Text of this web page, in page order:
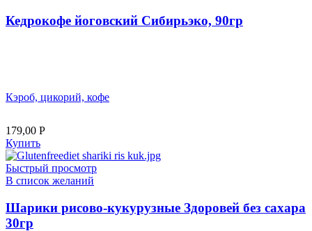
Кедрокофе йоговский Сибирьэко, 90гр
Кэроб, цикорий, кофе
179,00 Р
Купить
Быстрый просмотр
В список желаний
Шарики рисово-кукурузные Здоровей без сахара
30гр